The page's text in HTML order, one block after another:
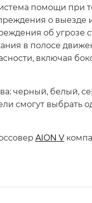
помощи при
о выезде
об угрозе
в полосе
включая
черный, белый,
смогут выбрать
AION V